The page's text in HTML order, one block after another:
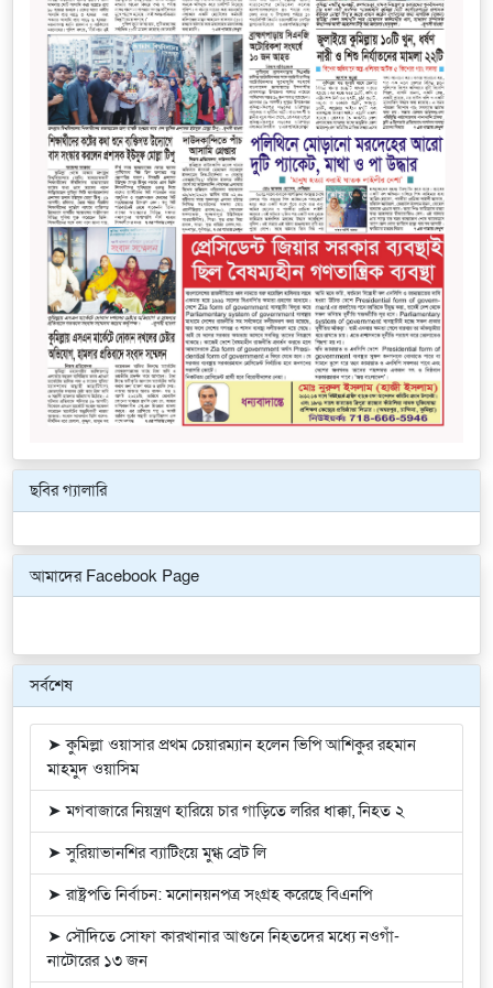
ছবির গ্যালারি
আমাদের Facebook Page
সর্বশেষ
➤ কুমিল্লা ওয়াসার প্রথম চেয়ারম্যান হলেন ভিপি আশিকুর রহমান
মাহমুদ ওয়াসিম
➤ মগবাজারে নিয়ন্ত্রণ হারিয়ে চার গাড়িতে লরির ধাক্কা, নিহত ২
➤ সুরিয়াভানশির ব্যাটিংয়ে মুগ্ধ ব্রেট লি
➤ রাষ্ট্রপতি নির্বাচন: মনোনয়নপত্র সংগ্রহ করেছে বিএনপি
➤ সৌদিতে সোফা কারখানার আগুনে নিহতদের মধ্যে নওগাঁ-
নাটোরের ১৩ জন